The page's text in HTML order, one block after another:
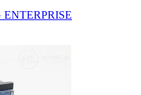
ENTERPRISE